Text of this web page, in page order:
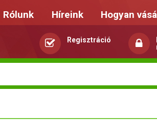
Rólunk Híreink Hogyan
Regisztráció